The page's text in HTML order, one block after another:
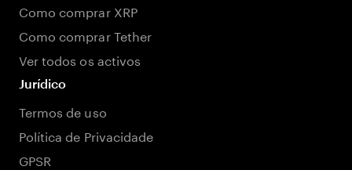
Como comprar XRP
Como comprar Tether
Ver todos os activos
Jurídico
Termos de uso
Política de Privacidade
GPSR